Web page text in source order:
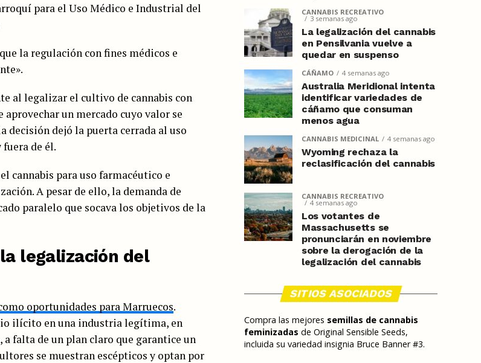
para el Uso Médico e Industrial del
la regulación con fines médicos e
al legalizar el cultivo de cannabis con
un mercado cuyo valor se
decisión dejó la puerta cerrada al uso
de él.
cannabis para uso farmacéutico e
A pesar de ello, la demanda de
paralelo que socava los objetivos de la
legalización del
oportunidades para Marruecos.
ilícito en una industria legítima, en
falta de un plan claro que garantice un
se muestran escépticos y optan por
CANNABIS RECREATIVO
3 semanas ago
La legalización del cannabis
en Pensilvania vuelve a
quedar en suspenso
CÁÑAMO 4 semanas ago
Australia Meridional intenta
identificar variedades de
cáñamo que consuman
menos agua
CANNABIS MEDICINAL 4 semanas ago
Wyoming rechaza la
reclasificación del cannabis
CANNABIS RECREATIVO
4 semanas ago
Los votantes de
Massachusetts se
pronunciarán en noviembre
sobre la derogación de la
legalización del cannabis
SITIOS ASOCIADOS
Compra las mejores semillas de cannabis
feminizadas de Original Sensible Seeds,
incluida su variedad insignia Bruce Banner #3.